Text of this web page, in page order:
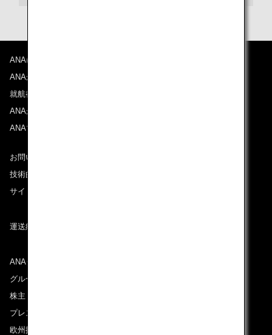
ANAについて
ANAからのお知らせ
就航都市
ANAがお約束する体験
ANAマイレージクラブ
お問い合わせ
技術的なお問い合わせ（推奨環境）
サイトマップ
運送約款
ANAグループについて
グループ企業一覧
株主・投資家情報
プレスリリース
欧州採用情報